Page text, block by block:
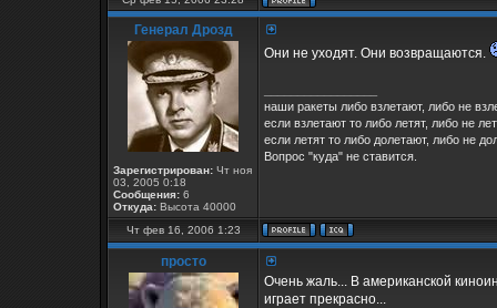
Генерал Дрозд
Зарегистрирован: Чт ноя
03, 2005 0:18
Сообщения: 6
Откуда: Высота 40000
Они не уходят. Они возвращаются.
наши ракеты либо взлетают, либо не
если взлетают то либо летят, либо не
если летят то либо долетают, либо не
Вопрос "куда" не ставится.
Чт фев 16, 2006 1:23
просто
Очень жаль... В американской
играет прекрасно...